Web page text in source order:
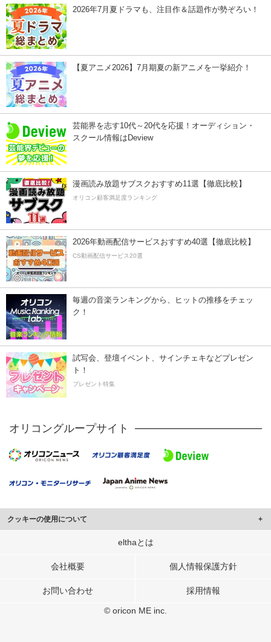
2026年7月夏ドラマも、注目作＆話題作が勢ぞろい！
【夏アニメ2026】7月期夏の新アニメを一挙紹介！
芸能界を志す10代～20代を応援！オーディション・
スクール情報はDeview
漫画読み放題サブスクおすすめ11選【徹底比較】
オリコン顧客満足度ランキング
2026年動画配信サービスおすすめ40選【徹底比較】
CS動画配信サービス20選
毎週の音楽ランキングから、ヒットの推移をチェッ
ク！
試写会、登壇イベント、サインチェキなどプレゼン
ト！
プレゼント特集
オリコングループサイト
クッキーの使用について
このサイトでは Cookie を使用して、ユーザーに合わせたコンテンツや広告の
行っています。
メディアや広告配信、データ解析の各パートナーに提供しています。
elthaとは
会社概要 個人情報保護方針
お問い合わせ 採用情報
© oricon ME inc.